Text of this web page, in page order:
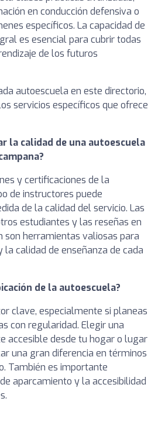
en conducción defensiva o
específicos. La capacidad de
es esencial para cubrir todas
de los futuros
autoescuela en este directorio,
servicios específicos que ofrece
la calidad de una autoescuela
y certificaciones de la
de instructores puede
de la calidad del servicio. Las
estudiantes y las reseñas en
son herramientas valiosas para
calidad de enseñanza de cada
de la autoescuela?
clave, especialmente si planeas
con regularidad. Elegir una
accesible desde tu hogar o lugar
una gran diferencia en términos
También es importante
aparcamiento y la accesibilidad